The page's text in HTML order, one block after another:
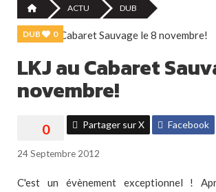
ACTU DUB
DUB 0
LKJ au Cabaret
novembre!
Partager sur X Facebook
24 Septembre 2012
C'est un évènement exceptionnel !